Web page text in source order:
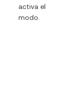
activa el
modo.